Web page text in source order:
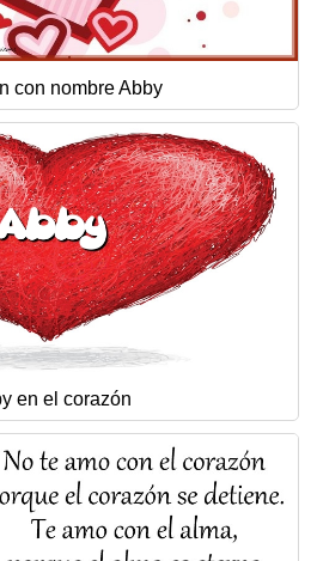
con nombre Abby
en el corazón